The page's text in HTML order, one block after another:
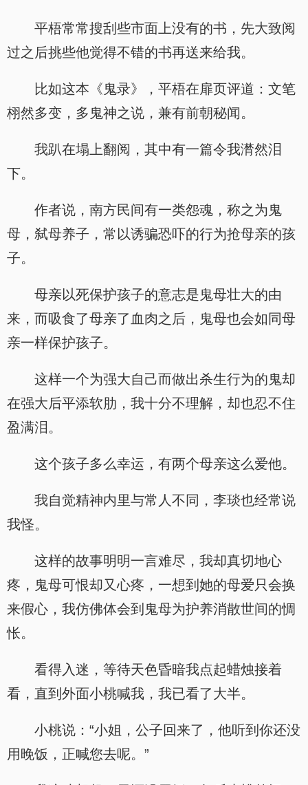
平梧常常搜刮些市面上没有的书，先大致阅
过之后挑些他觉得不错的书再送来给我。
比如这本《鬼录》，平梧在扉页评道：文笔
栩然多变，多鬼神之说，兼有前朝秘闻。
我趴在塌上翻阅，其中有一篇令我潸然泪
下。
作者说，南方民间有一类怨魂，称之为鬼
母，弑母养子，常以诱骗恐吓的行为抢母亲的孩
子。
母亲以死保护孩子的意志是鬼母壮大的由
来，而吸食了母亲了血肉之后，鬼母也会如同母
亲一样保护孩子。
这样一个为强大自己而做出杀生行为的鬼却
在强大后平添软肋，我十分不理解，却也忍不住
盈满泪。
这个孩子多么幸运，有两个母亲这么爱他。
我自觉精神内里与常人不同，李琰也经常说
我怪。
这样的故事明明一言难尽，我却真切地心
疼，鬼母可恨却又心疼，一想到她的母爱只会换
来假心，我仿佛体会到鬼母为护养消散世间的惆
怅。
看得入迷，等待天色昏暗我点起蜡烛接着
看，直到外面小桃喊我，我已看了大半。
小桃说：“小姐，公子回来了，他听到你还没
用晚饭，正喊您去呢。”